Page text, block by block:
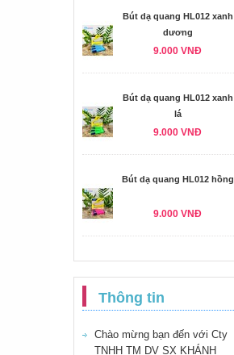
Bút dạ quang HL012 xanh
dương
9.000 VNĐ
Bút dạ quang HL012 xanh
lá
9.000 VNĐ
Bút dạ quang HL012 hồng
9.000 VNĐ
Thông tin
Chào mừng bạn đến với Cty
TNHH TM DV SX KHÁNH